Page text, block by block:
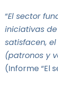
“El sector
iniciativas
satisfacen,
(patronos y
(Informe “El